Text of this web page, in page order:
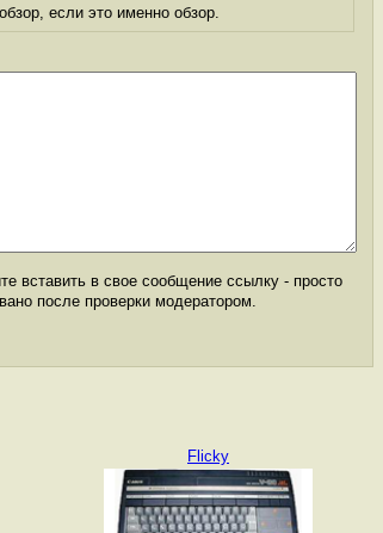
если это именно обзор.
вставить в свое сообщение ссылку - просто
после проверки модератором.
Flicky